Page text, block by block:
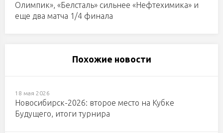
Олимпик», «Белсталь» сильнее «Нефтехимика» и
еще два матча 1/4 финала
Похожие новости
18 мая 2026
Новосибирск-2026: второе место на Кубке
Будущего, итоги турнира